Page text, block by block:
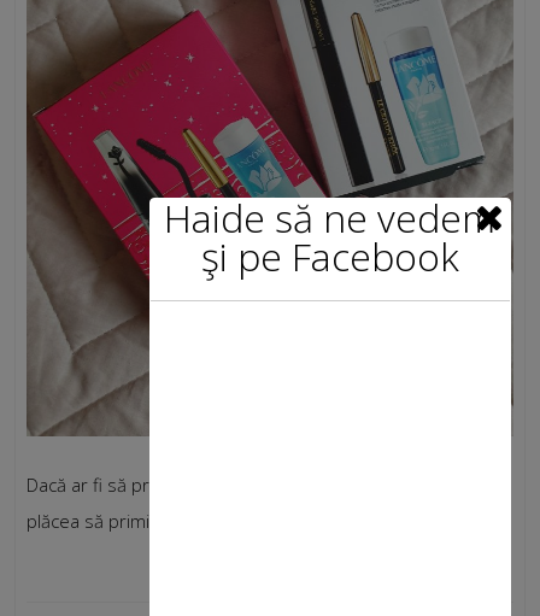
Dacă ar fi să primiți cadou ceva din sfera cosmetică, ce v-ar
plăcea să primiți?
Haide să ne vedem
şi pe Facebook